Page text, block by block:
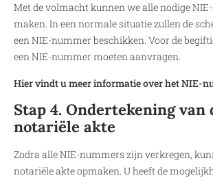
Met de volmacht kunnen we alle nodige
maken. In een normale situatie zullen de
een NIE-nummer beschikken. Voor de
een NIE-nummer moeten aanvragen.
Hier vindt u meer informatie over het NIE-
Stap 4. Ondertekening van
notariële akte
Zodra alle NIE-nummers zijn verkregen,
notariële akte opmaken. U heeft de